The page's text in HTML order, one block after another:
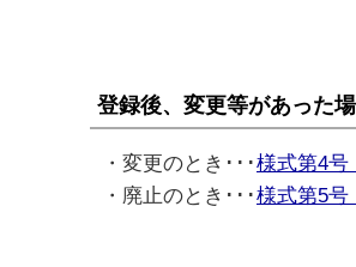
登録後、 変更等があった
・変更のとき･･･様式第4
・廃止のとき･･･様式第5